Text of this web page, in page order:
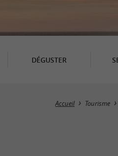
DÉGUSTER
Accueil Tourisme